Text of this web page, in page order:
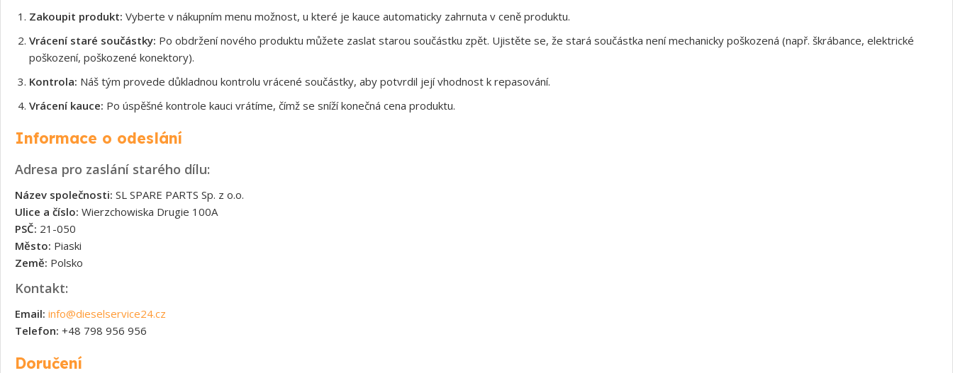
Zakoupit produkt: Vyberte v nákupním menu možnost, u které je kauce automaticky zahrnuta v ceně produktu.
Vrácení staré součástky: Po obdržení nového produktu můžete zaslat starou součástku zpět. Ujistěte se, že stará součástka není mechanicky poškozená (např. škrábance, elektrické
poškození, poškozené konektory).
Kontrola: Náš tým provede důkladnou kontrolu vrácené součástky, aby potvrdil její vhodnost k repasování.
Vrácení kauce: Po úspěšné kontrole kauci vrátíme, čímž se sníží konečná cena produktu.
Informace o odeslání
Adresa pro zaslání starého dílu:
Název společnosti: SL SPARE PARTS Sp. z o.o.
Ulice a číslo: Wierzchowiska Drugie 100A
PSČ: 21-050
Město: Piaski
Země: Polsko
Kontakt:
Email: info@dieselservice24.cz
Telefon: +48 798 956 956
Doručení